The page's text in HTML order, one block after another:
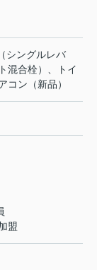
シングルレバ
混合栓）、トイ
コン（新品）
盟